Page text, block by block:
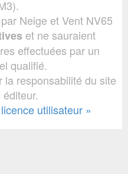
Neige et Vent NV65
et ne sauraient
effectuées par un
qualifié.
la responsabilité du site
utilisateur »